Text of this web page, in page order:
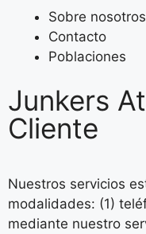
Sobre nosotros
Contacto
Poblaciones
Junkers
Cliente
Nuestros servicios
modalidades: (1)
mediante nuestro